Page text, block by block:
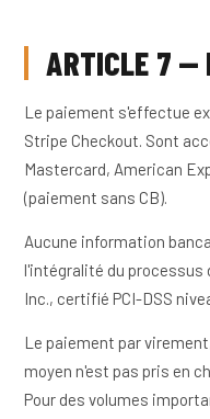
ARTICLE 7 —
Le paiement s'effectue
Stripe Checkout. Sont
Mastercard, American
(paiement sans CB).
Aucune information
l'intégralité du processus
Inc., certifié PCI-DSS
Le paiement par
moyen n'est pas pris en
Pour des volumes